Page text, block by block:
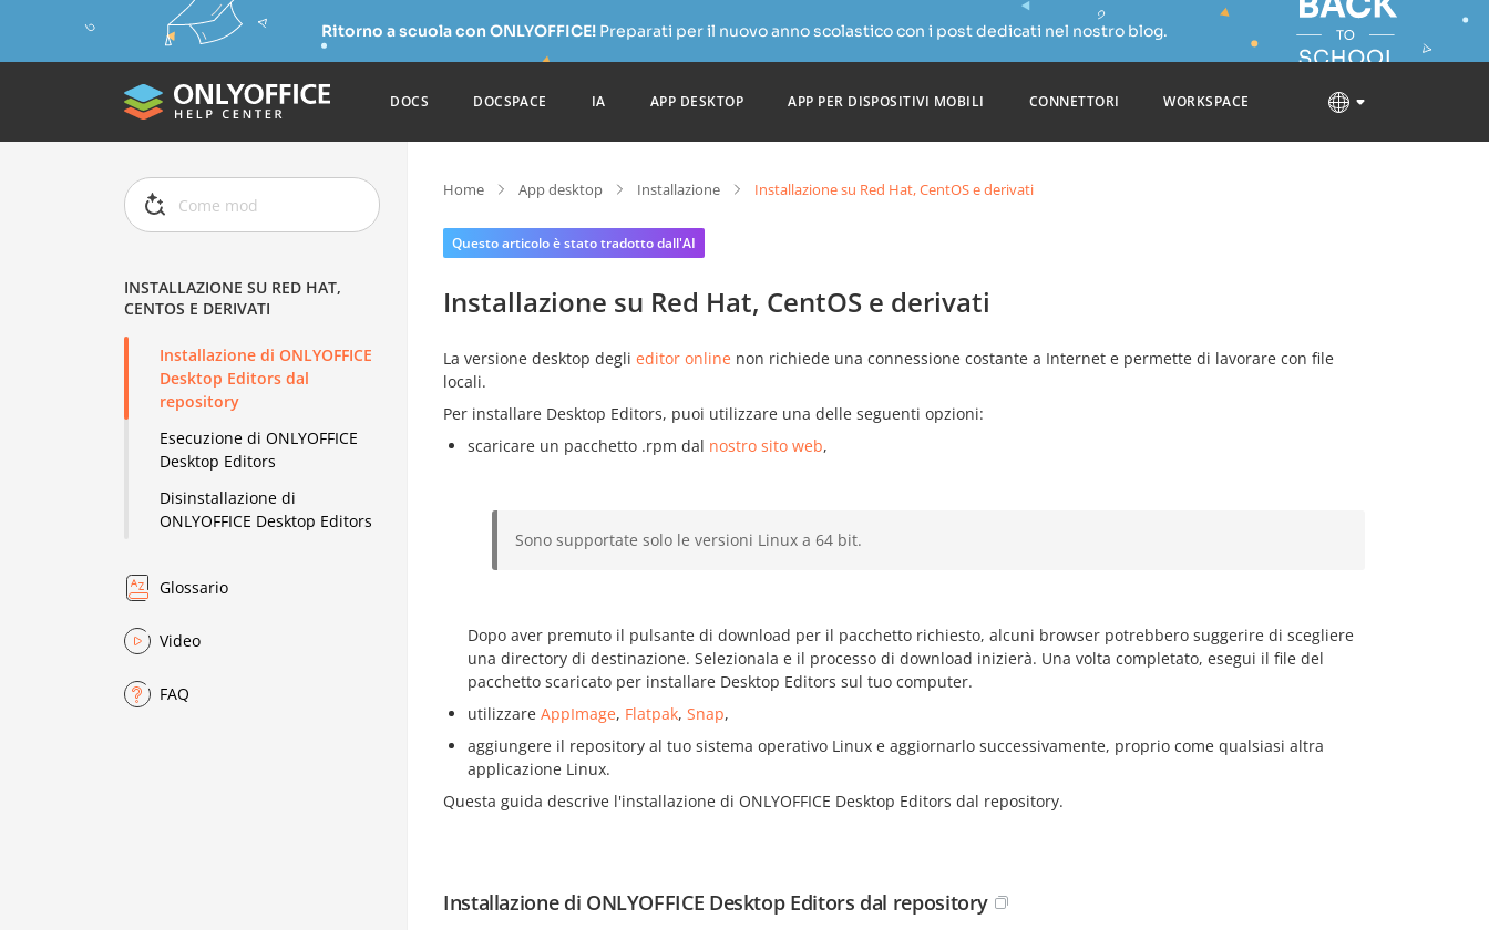
Ritorno a scuola con ONLYOFFICE! Preparati per il nuovo anno scolastico con i post dedicati nel nostro blog.
DOCS DOCSPACE IA APP DESKTOP APP PER DISPOSITIVI MOBILI CONNETTORI WORKSPACE
INSTALLAZIONE SU RED HAT,
CENTOS E DERIVATI
Installazione di ONLYOFFICE
Desktop Editors dal
repository
Esecuzione di ONLYOFFICE
Desktop Editors
Disinstallazione di
ONLYOFFICE Desktop Editors
Glossario
Video
FAQ
Home App desktop Installazione Installazione su Red Hat, CentOS e derivati
Questo articolo è stato tradotto dall'AI
Installazione su Red Hat, CentOS e derivati
La versione desktop degli editor online non richiede una connessione costante a Internet e permette di lavorare con file
locali.
Per installare Desktop Editors, puoi utilizzare una delle seguenti opzioni:
scaricare un pacchetto .rpm dal nostro sito web,
Sono supportate solo le versioni Linux a 64 bit.
Dopo aver premuto il pulsante di download per il pacchetto richiesto, alcuni browser potrebbero suggerire di scegliere
una directory di destinazione. Selezionala e il processo di download inizierà. Una volta completato, esegui il file del
pacchetto scaricato per installare Desktop Editors sul tuo computer.
utilizzare AppImage, Flatpak, Snap,
aggiungere il repository al tuo sistema operativo Linux e aggiornarlo successivamente, proprio come qualsiasi altra
applicazione Linux.
Questa guida descrive l'installazione di ONLYOFFICE Desktop Editors dal repository.
Installazione di ONLYOFFICE Desktop Editors dal repository